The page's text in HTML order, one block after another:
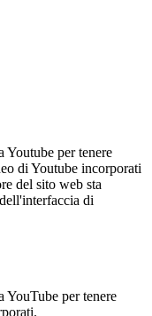
Youtube per tenere
di Youtube incorporati
del sito web sta
di
YouTube per tenere